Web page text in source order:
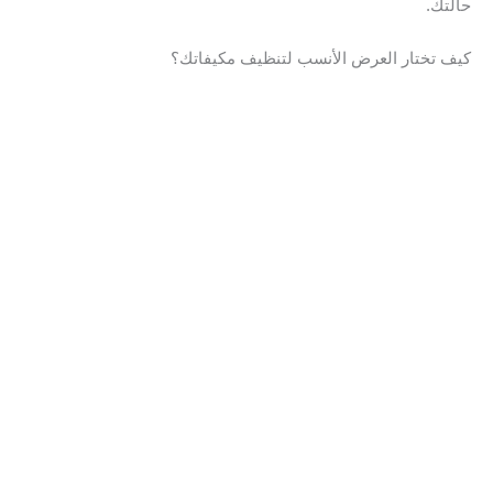
حالتك.
كيف تختار العرض الأنسب لتنظيف مكيفاتك؟